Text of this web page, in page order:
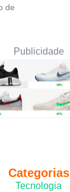
de
Publicidade
Categorias
Tecnologia